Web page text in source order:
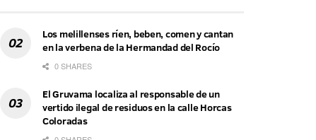
Los melillenses ríen, beben, comen y cantan
en la verbena de la Hermandad del Rocío
0 SHARES
El Gruvama localiza al responsable de un
vertido ilegal de residuos en la calle Horcas
Coloradas